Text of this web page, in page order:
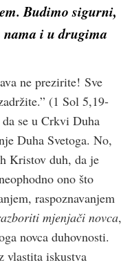
Budimo sigurni,
nama i u drugima
ne prezirite! Sve
(1 Sol 5,19-
se u Crkvi Duha
Duha Svetoga. No,
Kristov duh, da je
ono što
raspoznavanjem
mjenjači novca,
novca duhovnosti.
vlastita iskustva